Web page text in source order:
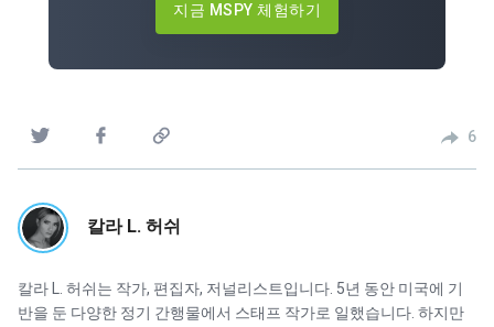
지금 MSPY 체험하기
6
칼라 L. 허쉬
칼라 L. 허쉬는 작가, 편집자, 저널리스트입니다. 5년 동안 미국에 기
반을 둔 다양한 정기 간행물에서 스태프 작가로 일했습니다. 하지만